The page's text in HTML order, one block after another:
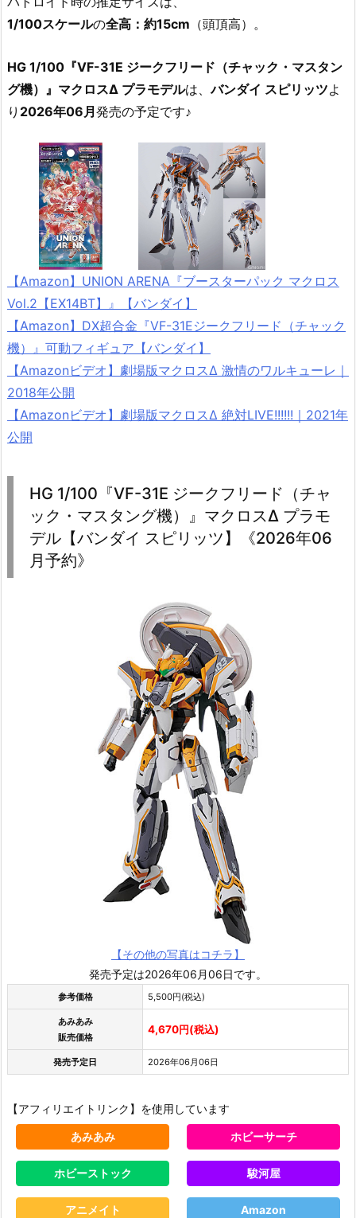
1/100スケールの全高：約15cm （頭頂高）。
HG 1/100『VF-31E ジークフリード（チャック・マスタン
グ機）』マクロスΔ プラモデルは、バンダイ スピリッツよ
り 2026年06月発売の予定です♪
【Amazon】UNION ARENA『ブースターパック マクロス
Vol.2【EX14BT】』【バンダイ】
【Amazon】DX超合金『VF-31Eジークフリード（チャック
機）』可動フィギュア【バンダイ】
【Amazonビデオ】劇場版マクロスΔ 激情のワルキューレ｜
2018年公開
【Amazonビデオ】劇場版マクロスΔ 絶対LIVE!!!!!!｜2021年
公開
HG 1/100『VF-31E ジークフリード（チャ
ック・マスタング機）』マクロスΔ プラモ
デル【バンダイ スピリッツ】《2026年06
月予約》
【その他の写真はコチラ】
発売予定は2026年06月06日です。
参考価格 5,500円(税込)
あみあみ
販売価格
4,670円(税込)
発売予定日 2026年06月06日
【アフィリエイトリンク】を使用しています
あみあみ ホビーサーチ
ホビーストック 駿河屋
アニメイト Amazon